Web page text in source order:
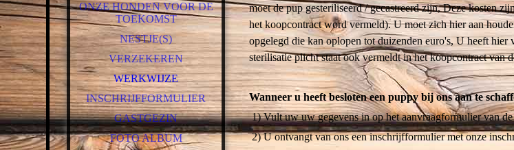
SPOT
LADY
MOLLY
ZOË
PHOEBE
JAMES
GAPPIE
ONZE HONDEN VOOR DE
TOEKOMST
NESTJE(S)
VERZEKEREN
WERKWIJZE
INSCHRIJFFORMULIER
GASTGEZIN
FOTO ALBUM
moet de pup gesteriliseerd / gecastreerd zijn, Deze kosten
het koopcontract word vermeld). U moet zich hier aan
opgelegd die kan oplopen tot duizenden euro's, U heeft hier
sterilisatie plicht staat ook vermeldt in het koopcontract van
Wanneer u heeft besloten een puppy bij ons aan te
1) Vult uw uw gegevens in op het aanvraagformulier van
2) U ontvangt van ons een inschrijfformulier met onze